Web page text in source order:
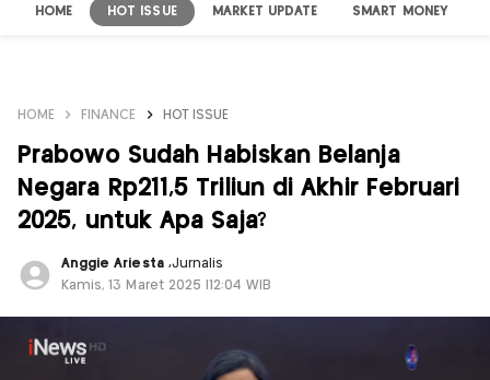
HOME HOT ISSUE MARKET UPDATE SMART MONEY
HOME FINANCE HOT ISSUE
Prabowo Sudah Habiskan Belanja
Negara Rp211,5 Triliun di Akhir Februari
2025, untuk Apa Saja?
Anggie Ariesta ,Jurnalis
Kamis, 13 Maret 2025 |12:04 WIB